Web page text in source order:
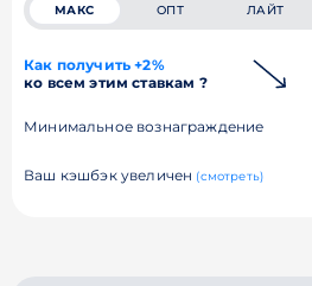
МАКС ОПТ ЛАЙТ
Как получить +2%
ко всем этим ставкам ?
Минимальное вознаграждение
Ваш кэшбэк увеличен (смотреть)